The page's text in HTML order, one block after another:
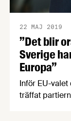
”Det blir
Sverige
Europa”
22 MAJ 2019
Inför EU-
träffat